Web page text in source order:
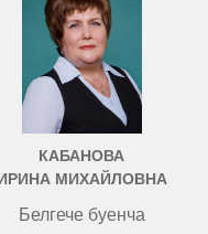
КАБАНОВА
МИХАЙЛОВНА
Белгече буенча